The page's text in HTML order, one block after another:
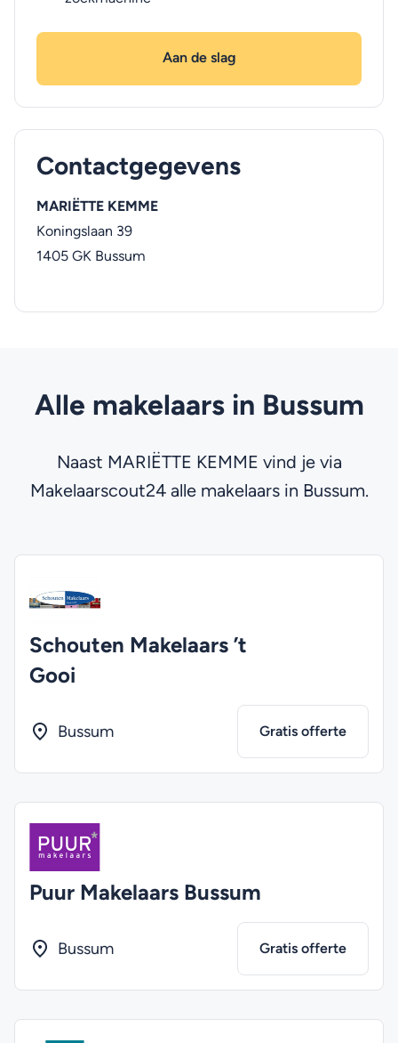
Aan de slag
Contactgegevens
MARIËTTE KEMME
Koningslaan 39
1405 GK Bussum
Alle makelaars in Bussum
Naast MARIËTTE KEMME vind je via
Makelaarscout24 alle makelaars in Bussum.
Schouten Makelaars ’t
Gooi
Bussum Gratis offerte
Puur Makelaars Bussum
Bussum Gratis offerte